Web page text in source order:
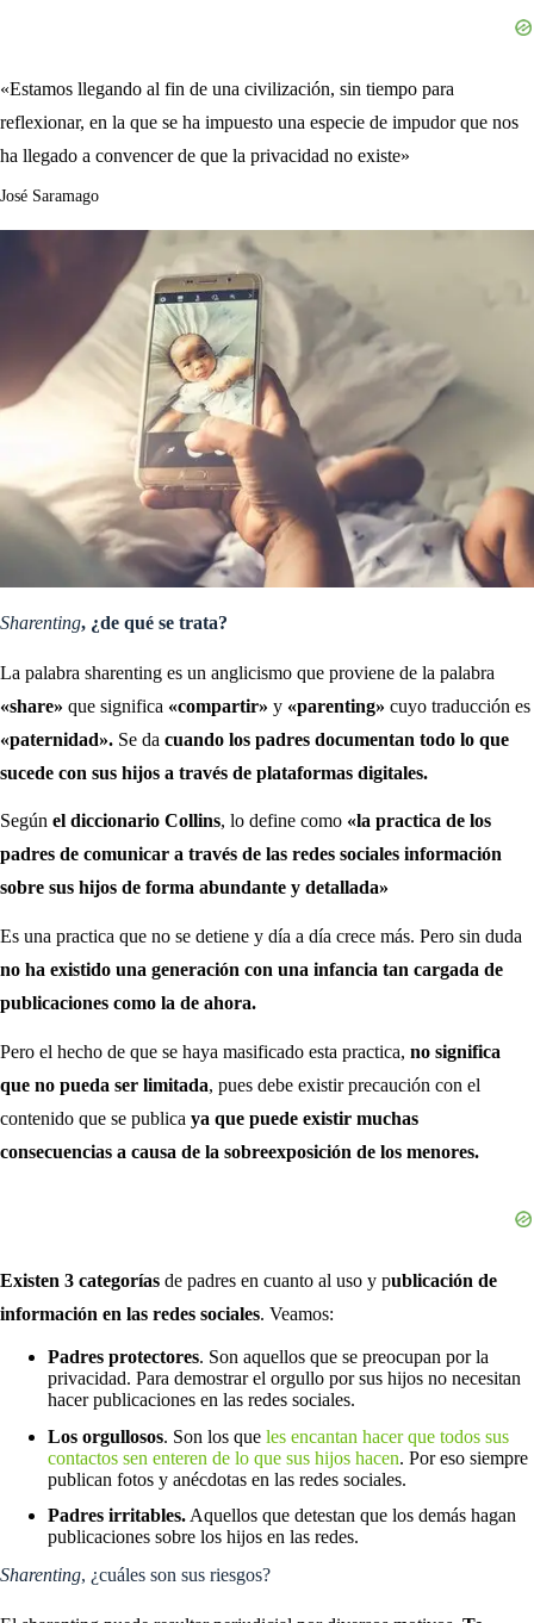
«Estamos llegando al fin de una civilización, sin tiempo para
reflexionar, en la que se ha impuesto una especie de impudor que nos
ha llegado a convencer de que la privacidad no existe»
José Saramago
Sharenting, ¿de qué se trata?
La palabra sharenting es un anglicismo que proviene de la palabra
«share» que significa «compartir» y «parenting» cuyo traducción es
«paternidad». Se da cuando los padres documentan todo lo que
sucede con sus hijos a través de plataformas digitales.
Según el diccionario Collins, lo define como «la practica de los
padres de comunicar a través de las redes sociales información
sobre sus hijos de forma abundante y detallada»
Es una practica que no se detiene y día a día crece más. Pero sin duda
no ha existido una generación con una infancia tan cargada de
publicaciones como la de ahora.
Pero el hecho de que se haya masificado esta practica, no significa
que no pueda ser limitada, pues debe existir precaución con el
contenido que se publica ya que puede existir muchas
consecuencias a causa de la sobreexposición de los menores.
Existen 3 categorías de padres en cuanto al uso y publicación de
información en las redes sociales. Veamos:
Padres protectores. Son aquellos que se preocupan por la
privacidad. Para demostrar el orgullo por sus hijos no necesitan
hacer publicaciones en las redes sociales.
Los orgullosos. Son los que les encantan hacer que todos sus
contactos sen enteren de lo que sus hijos hacen. Por eso siempre
publican fotos y anécdotas en las redes sociales.
Padres irritables.Aquellos que detestan que los demás hagan
publicaciones sobre los hijos en las redes.
Sharenting, ¿cuáles son sus riesgos?